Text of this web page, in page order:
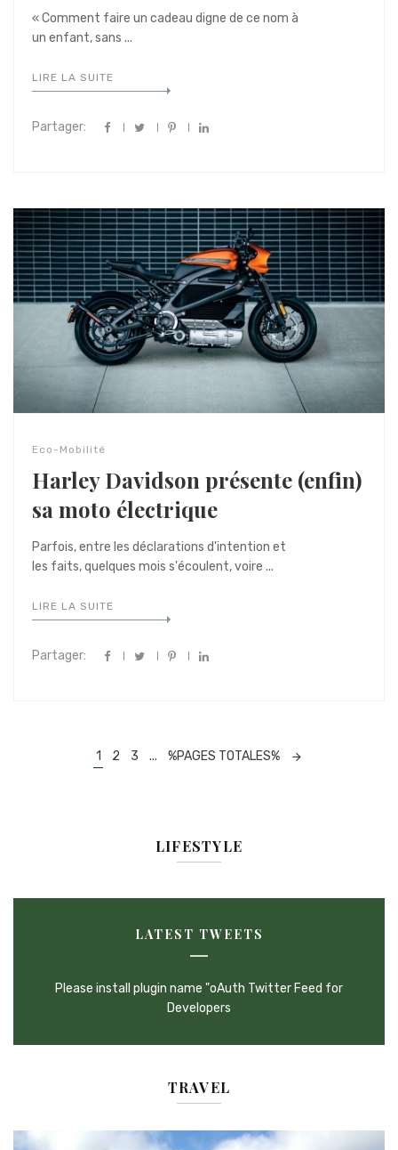
« Comment faire un cadeau digne de ce nom à
un enfant, sans ...
LIRE LA SUITE
Partager:
Eco-Mobilité
Harley Davidson présente (enfin)
sa moto électrique
Parfois, entre les déclarations d'intention et
les faits, quelques mois s'écoulent, voire ...
LIRE LA SUITE
Partager:
1 2 3 ... %PAGES TOTALES%
LIFESTYLE
LATEST TWEETS
Please install plugin name "oAuth Twitter Feed for
Developers
TRAVEL